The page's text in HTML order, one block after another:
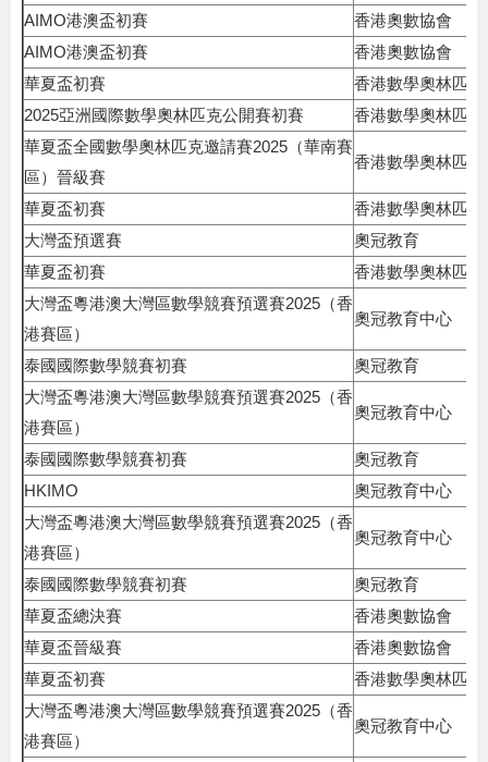
AIMO港澳盃初賽
香港奧數協會
AIMO港澳盃初賽
香港奧數協會
華夏盃初賽
香港數學奧林匹
2025亞洲國際數學奧林匹克公開賽初賽
香港數學奧林匹
華夏盃全國數學奧林匹克邀請賽2025（華南賽
區）晉級賽
香港數學奧林匹
華夏盃初賽
香港數學奧林匹
大灣盃預選賽
奧冠教育
華夏盃初賽
香港數學奧林匹
大灣盃粵港澳大灣區數學競賽預選賽2025（香
港賽區）
奧冠教育中心
泰國國際數學競賽初賽
奧冠教育
大灣盃粵港澳大灣區數學競賽預選賽2025（香
港賽區）
奧冠教育中心
泰國國際數學競賽初賽
奧冠教育
HKIMO
奧冠教育中心
大灣盃粵港澳大灣區數學競賽預選賽2025（香
港賽區）
奧冠教育中心
泰國國際數學競賽初賽
奧冠教育
華夏盃總決賽
香港奧數協會
華夏盃晉級賽
香港奧數協會
華夏盃初賽
香港數學奧林匹
大灣盃粵港澳大灣區數學競賽預選賽2025（香
港賽區）
奧冠教育中心